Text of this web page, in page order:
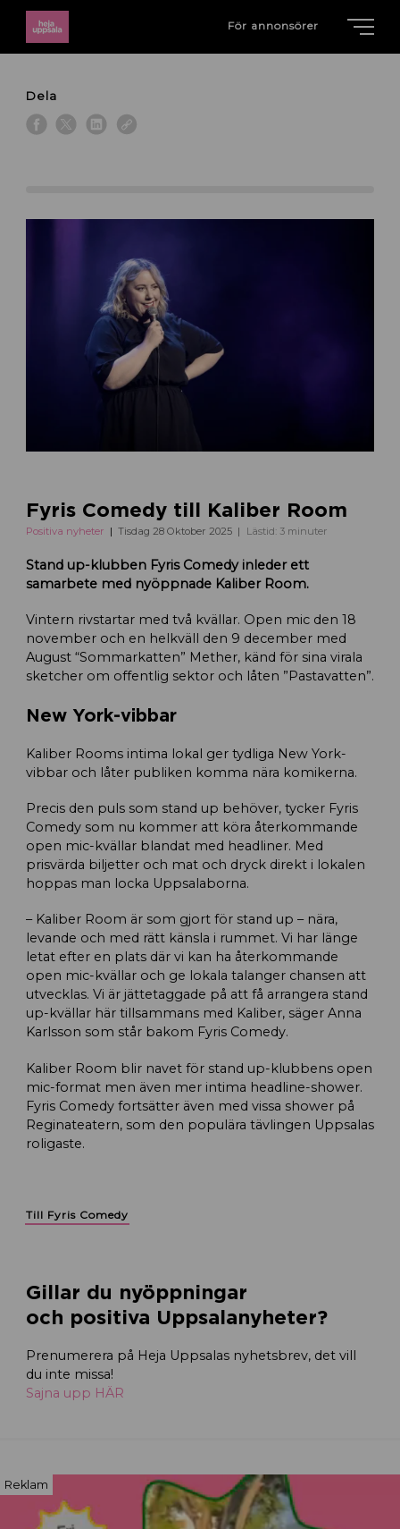
För annonsörer
Dela
Fyris Comedy till Kaliber Room
Positiva nyheter Tisdag 28 Oktober 2025 Lästid: 3 minuter
Stand up-klubben Fyris Comedy inleder ett
samarbete med nyöppnade Kaliber Room.
Vintern rivstartar med två kvällar. Open mic den 18
november och en helkväll den 9 december med
August “Sommarkatten” Mether, känd för sina virala
sketcher om offentlig sektor och låten ”Pastavatten”.
New York-vibbar
Kaliber Rooms intima lokal ger tydliga New York-
vibbar och låter publiken komma nära komikerna.
Precis den puls som stand up behöver, tycker Fyris
Comedy som nu kommer att köra återkommande
open mic-kvällar blandat med headliner. Med
prisvärda biljetter och mat och dryck direkt i lokalen
hoppas man locka Uppsalaborna.
– Kaliber Room är som gjort för stand up – nära,
levande och med rätt känsla i rummet. Vi har länge
letat efter en plats där vi kan ha återkommande
open mic-kvällar och ge lokala talanger chansen att
utvecklas. Vi är jättetaggade på att få arrangera stand
up-kvällar här tillsammans med Kaliber, säger Anna
Karlsson som står bakom Fyris Comedy.
Kaliber Room blir navet för stand up-klubbens open
mic-format men även mer intima headline-shower.
Fyris Comedy fortsätter även med vissa shower på
Reginateatern, som den populära tävlingen Uppsalas
roligaste.
Till Fyris Comedy
Gillar du nyöppningar
och positiva Uppsalanyheter?
Prenumerera på Heja Uppsalas nyhetsbrev, det vill
du inte missa!
Sajna upp HÄR
Reklam